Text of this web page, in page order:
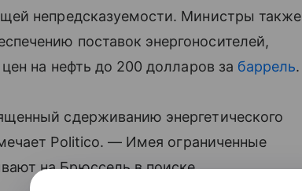
непредсказуемости. Министры также
поставок энергоносителей,
на нефть до 200 долларов за баррель.
сдерживанию энергетического
Politico. — Имея ограниченные
на Брюссель в поиске